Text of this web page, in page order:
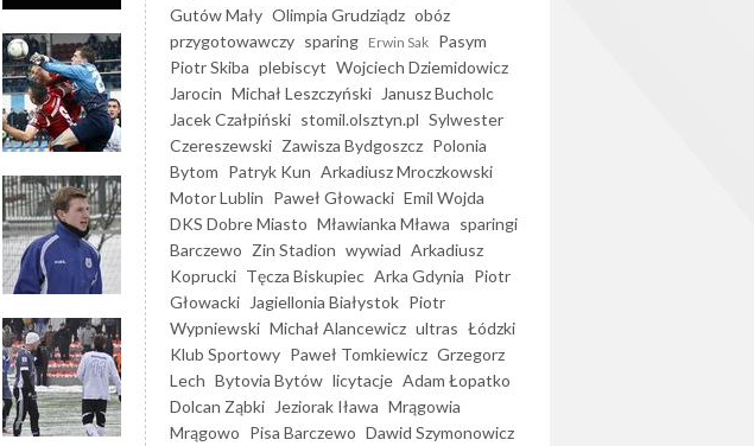
Gutów Mały Olimpia Grudziądz obóz
przygotowawczy sparing Erwin Sak Pasym
Piotr Skiba plebiscyt Wojciech Dziemidowicz
Jarocin Michał Leszczyński
Janusz Bucholc
Jacek Czałpiński stomil.olsztyn.pl Sylwester
Czereszewski Zawisza Bydgoszcz Polonia
Bytom Patryk Kun Arkadiusz Mroczkowski
Motor Lublin Paweł Głowacki Emil Wojda
DKS Dobre Miasto Mławianka Mława sparingi
Barczewo Zin Stadion wywiad Arkadiusz
Koprucki Tęcza Biskupiec Arka Gdynia Piotr
Głowacki
Jagiellonia Białystok Piotr
Wypniewski Michał Alancewicz ultras Łódzki
Klub Sportowy Paweł Tomkiewicz Grzegorz
Lech Bytovia Bytów licytacje Adam Łopatko
Dolcan Ząbki
Jeziorak Iława Mrągowia
Mrągowo Pisa Barczewo Dawid Szymonowicz